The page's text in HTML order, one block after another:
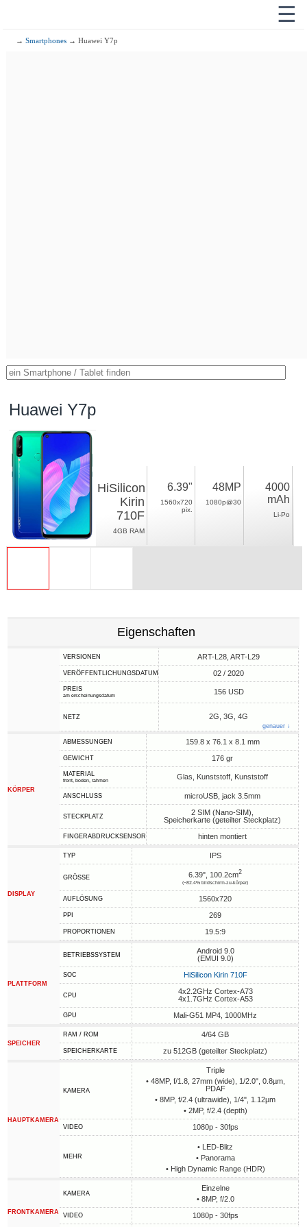
☰
→Smartphones → Huawei Y7p
Huawei Y7p
HiSilicon
Kirin
710F
4GB RAM
6.39"
1560x720
pix.
48MP
1080p@30
4000
mAh
Li-Po
Eigenschaften
VERSIONEN ART-L28, ART-L29
VERÖFFENTLICHUNGSDATUM 02 / 2020
PREIS
am erscheinungsdatum 156 USD
NETZ 2G, 3G, 4G
genauer ↓
KÖRPER
ABMESSUNGEN 159.8 x 76.1 x 8.1 mm
GEWICHT 176 gr
MATERIAL
front, boden, rahmen Glas, Kunststoff, Kunststoff
ANSCHLUSS microUSB, jack 3.5mm
STECKPLATZ
2 SIM (Nano-SIM),
Speicherkarte (geteilter Steckplatz)
FINGERABDRUCKSENSOR hinten montiert
DISPLAY
TYP IPS
GRÖSSE 6.39", 100.2cm2
(~82.4% bildschirm-zu-körper)
AUFLÖSUNG 1560x720
PPI 269
PROPORTIONEN 19.5:9
PLATTFORM
BETRIEBSSYSTEM
Android 9.0
(EMUI 9.0)
SOC HiSilicon Kirin 710F
CPU
4x2.2GHz Cortex-A73
4x1.7GHz Cortex-A53
GPU Mali-G51 MP4, 1000MHz
SPEICHER
RAM / ROM 4/64 GB
SPEICHERKARTE zu 512GB (geteilter Steckplatz)
HAUPTKAMERA
KAMERA
Triple
• 48MP, f/1.8, 27mm (wide), 1/2.0", 0.8µm,
PDAF
• 8MP, f/2.4 (ultrawide), 1/4", 1.12µm
• 2MP, f/2.4 (depth)
VIDEO 1080p - 30fps
MEHR
• LED-Blitz
• Panorama
• High Dynamic Range (HDR)
FRONTKAMERA
KAMERA
Einzelne
• 8MP, f/2.0
VIDEO 1080p - 30fps